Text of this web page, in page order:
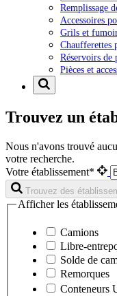
Remplissage
Accessoires
Grils et
Chaufferettes
Réservoirs de
Pièces et
Trouvez un
Nous n'avons trouvé
votre recherche.
Votre établissement*
Trouvez des
Afficher les
Camions
Libre-
Solde de
Remorques
Conteneurs